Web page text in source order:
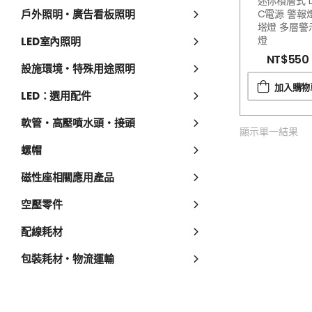
戶外照明・廣告看板照明
LED室內照明
設施環境・特殊用途照明
LED：選用配件
軟管・高壓噴水頭・接頭
螺帽
磁性座相關應用產品
空壓零件
配線耗材
包裝耗材・物流運輸
C電源 警報
塔燈 多層警
燈
NT$550
加入購
顯示單一結果